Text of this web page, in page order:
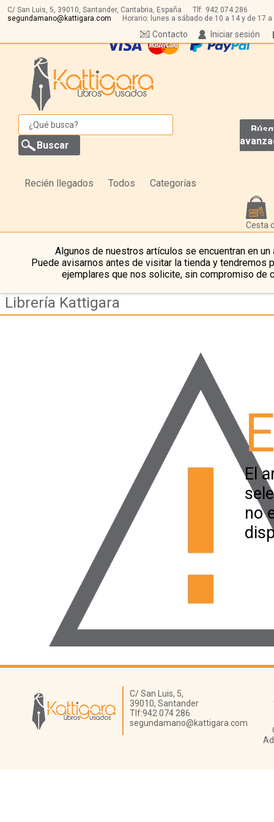
C/ San Luis, 5, 39010, Santander, Cantabria, España Tlf: 942 074 286
segundamano@kattigara.com
Horario: lunes a sábado de 10 a 14 y de 17 a
Iniciar sesión
Contacto
Recién llegados Todos Categorías
Cesta
Algunos de nuestros artículos se encuentran en un
Puede avisarnos antes de visitar la tienda y tendremos
ejemplares que nos solicite, sin compromiso de
Librería Kattigara
El
no
Librería Kattigara
C/ San Luis, 5,
39010, Santander
Tlf:942 074 286
segundamano@kattigara.com